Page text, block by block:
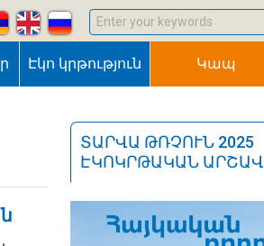
Enter your keywords
Էկո կրթություն Կապ
ՏԱՐՎԱ ԹՌՉՈՒՆ 2025
ԷԿՈԿՐԹԱԿԱՆ ԱՐՇԱՎ